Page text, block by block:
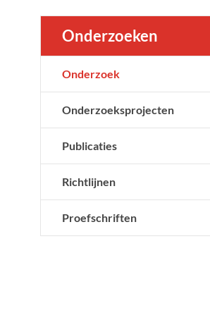
Onderzoeken
Onderzoek
Onderzoeksprojecten
Publicaties
Richtlijnen
Proefschriften